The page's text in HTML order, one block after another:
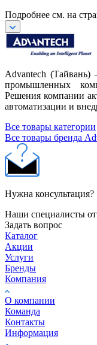
Подробнее см. на
Advantech (Тайвань)
промышленных
Решения компании
автоматизации и
Все товары категории
Все товары бренда
Нужна консультация?
Наши специалисты
Задать вопрос
Каталог
Акции
Услуги
Бренды
Компания
О компании
Команда
Контакты
Информация